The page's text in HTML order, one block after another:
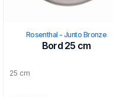
Rosenthal - Junto Bronze
Bord 25 cm
25 cm